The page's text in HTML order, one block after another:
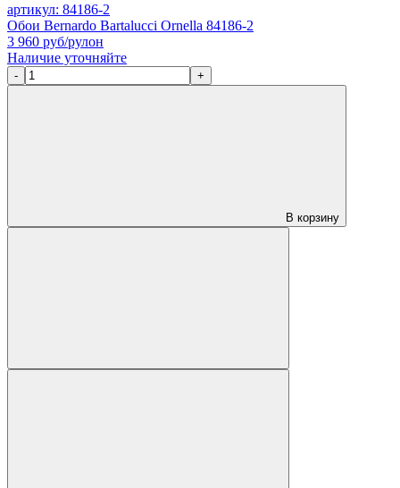
артикул: 84186-2
Обои Bernardo Bartalucci Ornella 84186-2
3 960 руб/рулон
Наличие уточняйте
- +
В корзину